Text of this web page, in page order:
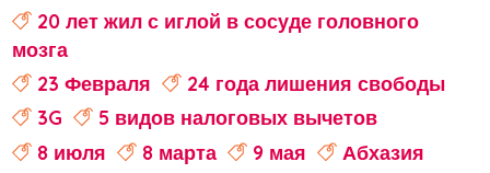
20 лет жил с иглой в сосуде головного
мозга
23 Февраля
24 года лишения свободы
3G
5 видов налоговых вычетов
8 июля
8 марта 9 мая Абхазия